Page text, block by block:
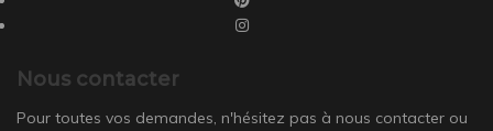
Nous contacter
Pour toutes vos demandes, n'hésitez pas à nous contacter ou